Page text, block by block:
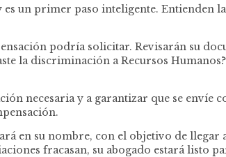
un primer paso inteligente. Entienden
podría solicitar. Revisarán su
la discriminación a Recursos
necesaria y a garantizar que se envíe
en su nombre, con el objetivo de llegar
fracasan, su abogado estará listo